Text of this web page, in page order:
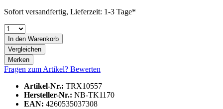
Sofort versandfertig, Lieferzeit: 1-3 Tage*
In den Warenkorb
Vergleichen
Merken
Fragen zum Artikel? Bewerten
Artikel-Nr.: TRX10557
Hersteller-Nr.: NB-TK1170
EAN: 4260535037308